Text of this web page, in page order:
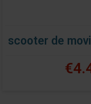
scooter de